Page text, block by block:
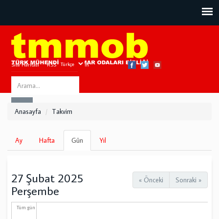
Site Haritası RSS Bize Ulaşın
Search
this
Anasayfa Takvim
Birincil
sekmeler
Ay Hafta Gün
sekme)
Yıl
« Önceki Sonraki »
27 Şubat 2025
Perşembe
Tüm gün